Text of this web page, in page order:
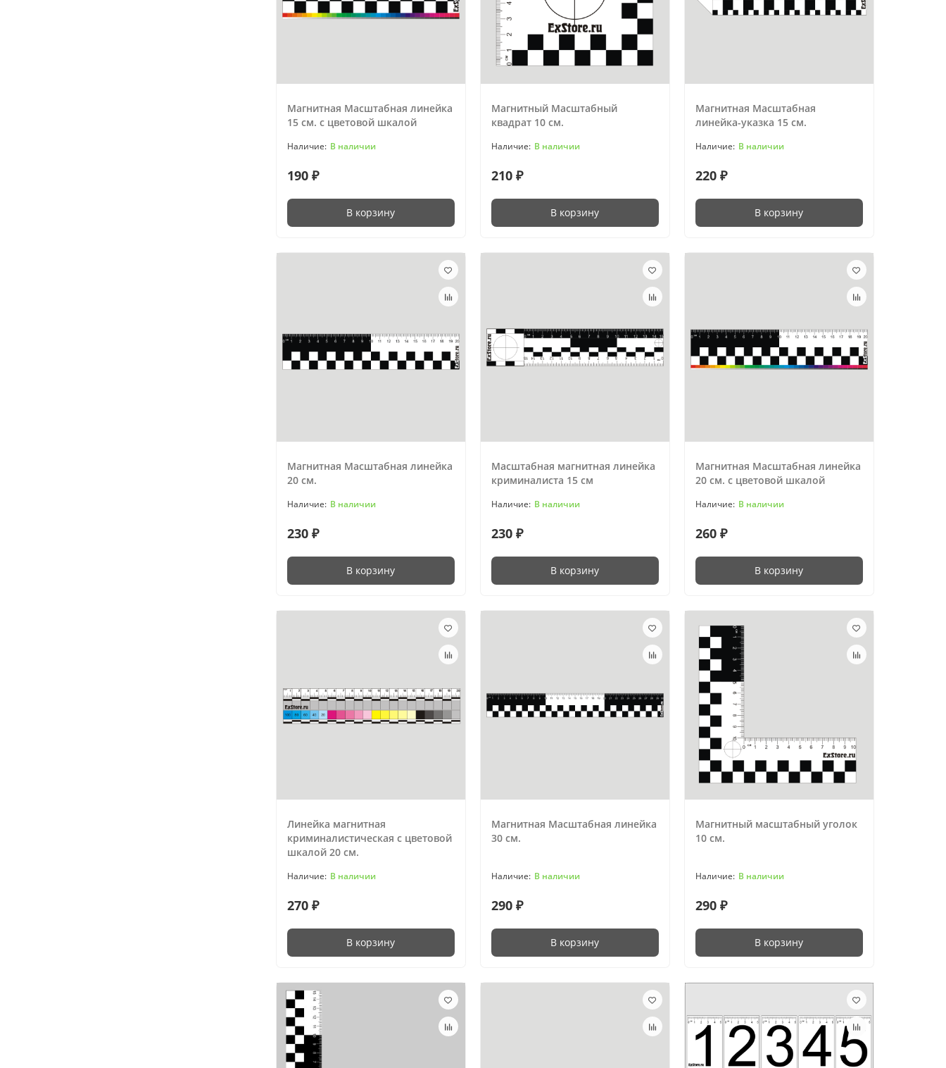
Магнитная Масштабная линейка
15 см. с цветовой шкалой
В наличии
190 ₽
В корзину
Магнитный Масштабный
квадрат 10 см.
В наличии
210 ₽
В корзину
Магнитная Масштабная
линейка-указка 15 см.
В наличии
220 ₽
В корзину
Магнитная Масштабная линейка
20 см.
В наличии
230 ₽
В корзину
Масштабная магнитная линейка
криминалиста 15 см
В наличии
230 ₽
В корзину
Магнитная Масштабная линейка
20 см. с цветовой шкалой
В наличии
260 ₽
В корзину
Линейка магнитная
криминалистическая с цветовой
шкалой 20 см.
В наличии
270 ₽
В корзину
Магнитная Масштабная линейка
30 см.
В наличии
290 ₽
В корзину
Магнитный масштабный уголок
10 см.
В наличии
290 ₽
В корзину